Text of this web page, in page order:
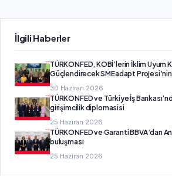
İlgili Haberler
TÜRKONFED, KOBİ’lerin İklim Uyum
Güçlendirecek SMEadapt
30 Haziran 2026
TÜRKONFED ve Türkiye İş
girişimcilik diplomasisi
25 Haziran 2026
TÜRKONFED ve Garanti BBVA’dan Ankara’da ikiz dönüşüm
buluşması
25 Haziran 2026